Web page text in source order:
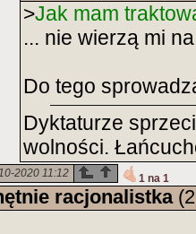
>Jak mam
... nie wierzą mi
Do tego
Dyktaturze
wolności.
2020 11:12 1 na 1
racjonalistka